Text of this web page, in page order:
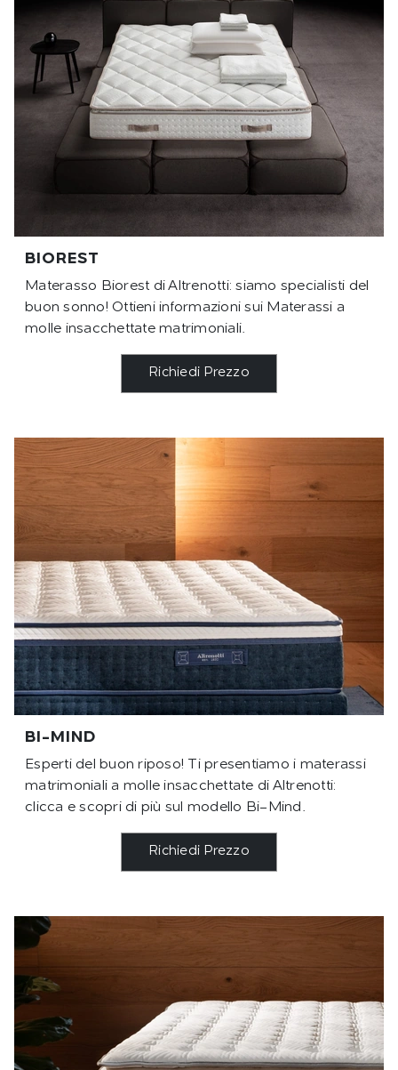
BIOREST
Materasso Biorest di Altrenotti: siamo specialisti del
buon sonno! Ottieni informazioni sui Materassi a
molle insacchettate matrimoniali.
Richiedi Prezzo
BI-MIND
Esperti del buon riposo! Ti presentiamo i materassi
matrimoniali a molle insacchettate di Altrenotti:
clicca e scopri di più sul modello Bi-Mind.
Richiedi Prezzo